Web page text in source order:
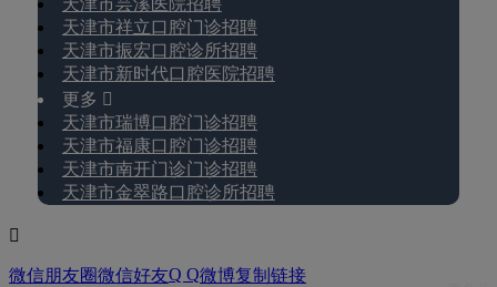
天津市芸溪医院招聘
天津市祥立口腔门诊招聘
天津市振宏口腔诊所招聘
天津市新时代口腔医院招聘
更多 
天津市瑞博口腔门诊招聘
天津市福康口腔门诊招聘
天津市南开门诊门诊招聘
天津市金翠路口腔诊所招聘

微信朋友圈微信好友Q Q微博复制链接